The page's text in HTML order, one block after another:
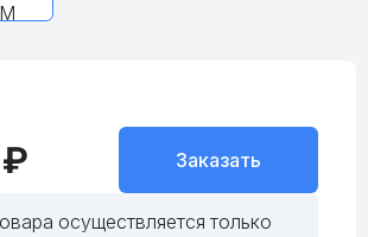
Заказать
осуществляется только